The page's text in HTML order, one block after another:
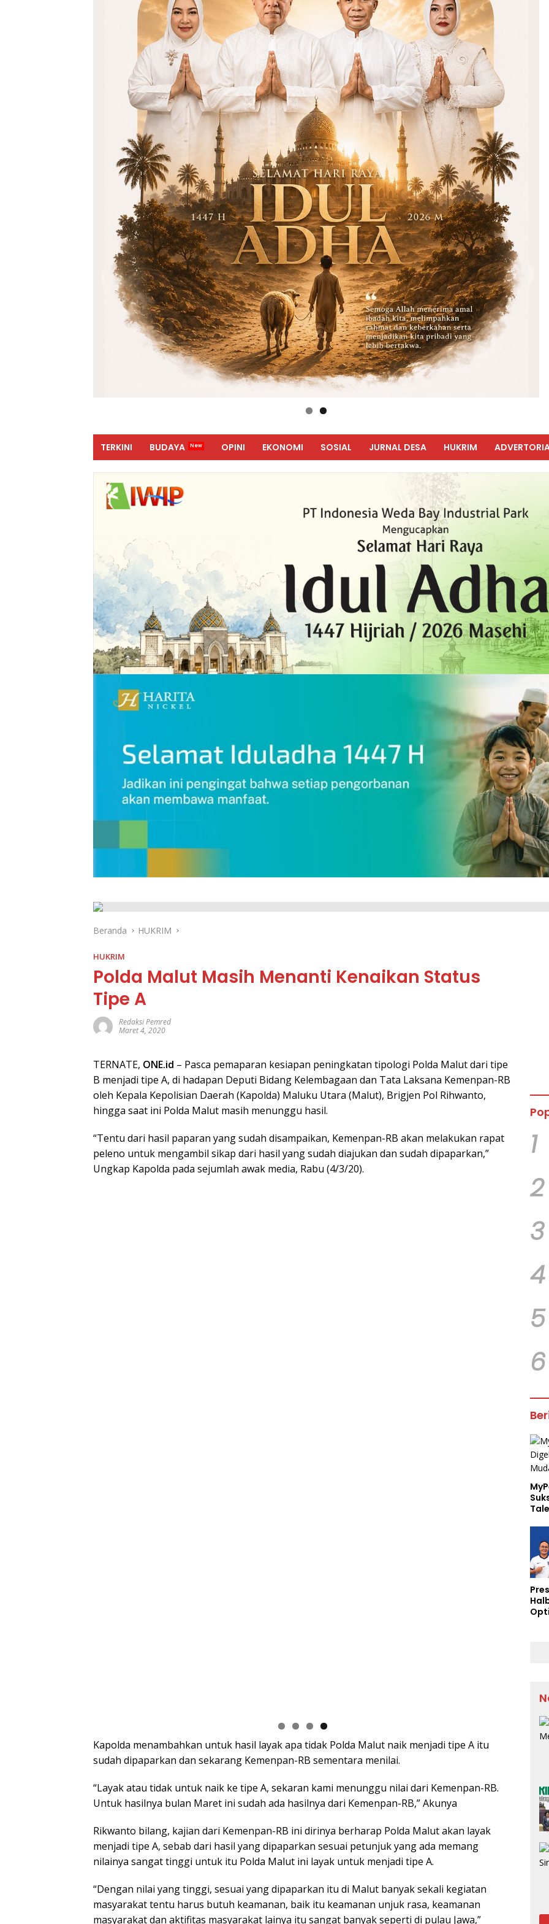
TERKINI BUDAYA OPINI EKONOMI SOSIAL JURNAL DESA HUKRIM
Beranda HUKRIM
HUKRIM
Polda Malut Masih Menanti Kenaikan Status
Tipe A
Redaksi Pemred
Maret 4, 2020
TERNATE, ONE.id – Pasca pemaparan kesiapan peningkatan tipologi Polda Malut dari tipe
B menjadi tipe A, di hadapan Deputi Bidang Kelembagaan dan Tata Laksana Kemenpan-RB
oleh Kepala Kepolisian Daerah (Kapolda) Maluku Utara (Malut), Brigjen Pol Rihwanto,
hingga saat ini Polda Malut masih menunggu hasil.
“Tentu dari hasil paparan yang sudah disampaikan, Kemenpan-RB akan melakukan rapat
peleno untuk mengambil sikap dari hasil yang sudah diajukan dan sudah dipaparkan,”
Ungkap Kapolda pada sejumlah awak media, Rabu (4/3/20).
Kapolda menambahkan untuk hasil layak apa tidak Polda Malut naik menjadi tipe A itu
sudah dipaparkan dan sekarang Kemenpan-RB sementara menilai.
“Layak atau tidak untuk naik ke tipe A, sekaran kami menunggu nilai dari Kemenpan-RB.
Untuk hasilnya bulan Maret ini sudah ada hasilnya dari Kemenpan-RB,” Akunya
Rikwanto bilang, kajian dari Kemenpan-RB ini dirinya berharap Polda Malut akan layak
menjadi tipe A, sebab dari hasil yang dipaparkan sesuai petunjuk yang ada memang
nilainya sangat tinggi untuk itu Polda Malut ini layak untuk menjadi tipe A.
“Dengan nilai yang tinggi, sesuai yang dipaparkan itu di Malut banyak sekali kegiatan
masyarakat tentu harus butuh keamanan, baik itu keamanan unjuk rasa, keamanan
masyarakat dan aktifitas masyarakat lainya itu sangat banyak seperti di pulau Jawa,”
1
2
3
4
5
6